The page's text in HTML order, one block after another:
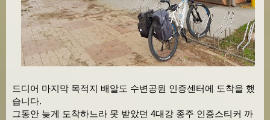
드디어 마지막 목적지 배알도 수변공원 인증센터에 도착을 했
습니다.
그동안 늦게 도착하느라 못 받았던 4대강 종주 인증스티커 까